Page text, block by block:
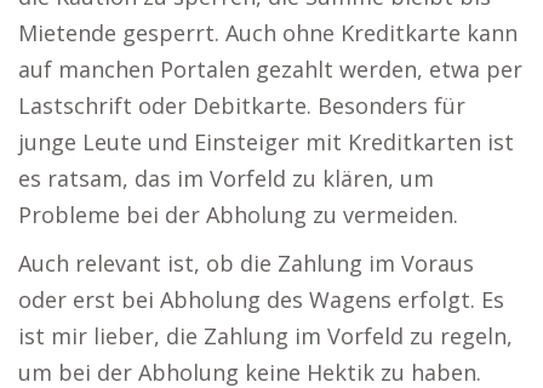
Mietende gesperrt. Auch ohne Kreditkarte kann
auf manchen Portalen gezahlt werden, etwa per
Lastschrift oder Debitkarte. Besonders für
junge Leute und Einsteiger mit Kreditkarten ist
es ratsam, das im Vorfeld zu klären, um
Probleme bei der Abholung zu vermeiden.
Auch relevant ist, ob die Zahlung im Voraus
oder erst bei Abholung des Wagens erfolgt. Es
ist mir lieber, die Zahlung im Vorfeld zu regeln,
um bei der Abholung keine Hektik zu haben.